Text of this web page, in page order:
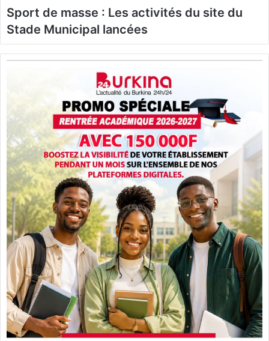
Sport de masse : Les activités du site du
Stade Municipal lancées